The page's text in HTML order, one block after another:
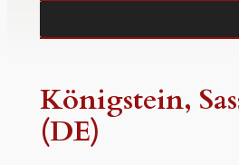
Königstein,
(DE)